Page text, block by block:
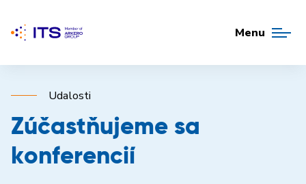
Menu
Udalosti
Zúčastňujeme sa
konferencií